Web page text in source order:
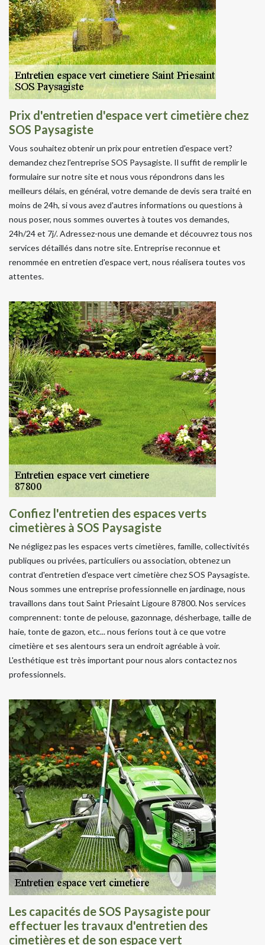
Prix d'entretien d'espace vert cimetière chez
SOS Paysagiste
Vous souhaitez obtenir un prix pour entretien d'espace vert?
demandez chez l'entreprise SOS Paysagiste. Il suffit de remplir le
formulaire sur notre site et nous vous répondrons dans les
meilleurs délais, en général, votre demande de devis sera traité en
moins de 24h, si vous avez d'autres informations ou questions à
nous poser, nous sommes ouvertes à toutes vos demandes,
24h/24 et 7j/. Adressez-nous une demande et découvrez tous nos
services détaillés dans notre site. Entreprise reconnue et
renommée en entretien d'espace vert, nous réalisera toutes vos
attentes.
Confiez l'entretien des espaces verts
cimetières à SOS Paysagiste
Ne négligez pas les espaces verts cimetières, famille, collectivités
publiques ou privées, particuliers ou association, obtenez un
contrat d'entretien d'espace vert cimetière chez SOS Paysagiste.
Nous sommes une entreprise professionnelle en jardinage, nous
travaillons dans tout Saint Priesaint Ligoure 87800. Nos services
comprennent: tonte de pelouse, gazonnage, désherbage, taille de
haie, tonte de gazon, etc... nous ferions tout à ce que votre
cimetière et ses alentours sera un endroit agréable à voir.
L'esthétique est très important pour nous alors contactez nos
professionnels.
Les capacités de SOS Paysagiste pour
effectuer les travaux d'entretien des
cimetières et de son espace vert